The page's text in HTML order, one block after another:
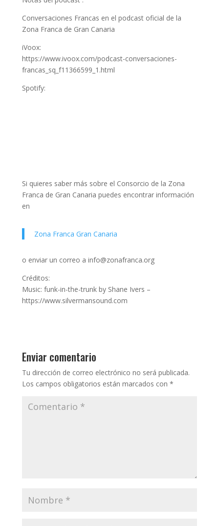
Conversaciones Francas en el podcast oficial de la
Zona Franca de Gran Canaria
iVoox:
https://www.ivoox.com/podcast-conversaciones-
francas_sq_f11366599_1.html
Spotify:
Si quieres saber más sobre el Consorcio de la Zona
Franca de Gran Canaria puedes encontrar información
en
Zona Franca Gran Canaria
o enviar un correo a info@zonafranca.org
Créditos:
Music: funk-in-the-trunk by Shane Ivers –
https://www.silvermansound.com
Enviar comentario
Tu dirección de correo electrónico no será publicada.
Los campos obligatorios están marcados con *